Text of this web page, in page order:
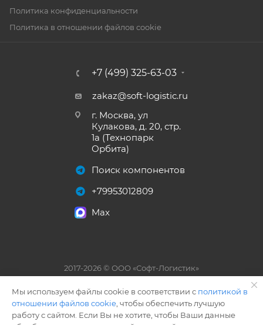
Политика конфиденциальности
Политика в отношении файлов cookie
+7 (499) 325-63-03
zakaz@soft-logistic.ru
г. Москва, ул
Кулакова, д. 20, стр.
1а (Технопарк
Орбита)
Поиск компонентов
+79953012809
Max
2017-2026 © ООО «Софт-Логистик»
Разработано
Digital Agency
Мы используем файлы cookie в соответствии с политикой в
отношении файлов cookie , чтобы обеспечить лучшую
работу с сайтом. Если Вы не хотите, чтобы Ваши данные